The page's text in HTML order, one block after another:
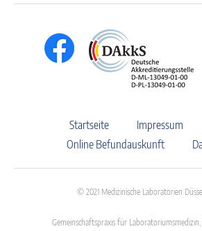
Startseite Impressum
Online Befundauskunft
© 2021 Medizinische Laboratorien
Gemeinschaftspraxis für